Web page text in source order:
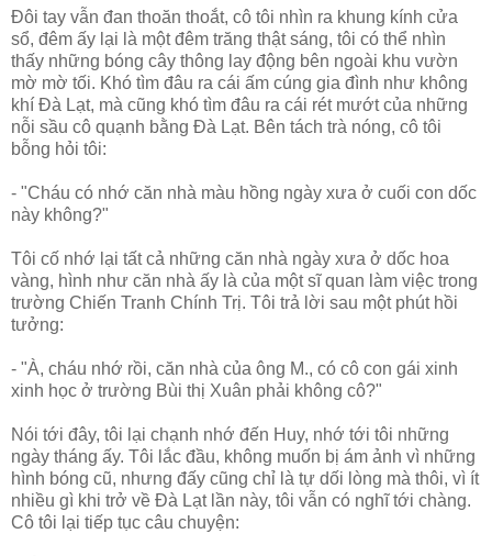
Ðôi tay vẫn đan thoăn thoắt, cô tôi nhìn ra khung kính cửa
sổ, đêm ấy lại là một đêm trăng thật sáng, tôi có thể nhìn
thấy những bóng cây thông lay động bên ngoài khu vườn
mờ mờ tối. Khó tìm đâu ra cái ấm cúng gia đình như không
khí Ðà Lạt, mà cũng khó tìm đâu ra cái rét mướt của những
nỗi sầu cô quạnh bằng Ðà Lạt. Bên tách trà nóng, cô tôi
bỗng hỏi tôi:
- "Cháu có nhớ căn nhà màu hồng ngày xưa ở cuối con dốc
này không?"
Tôi cố nhớ lại tất cả những căn nhà ngày xưa ở dốc hoa
vàng, hình như căn nhà ấy là của một sĩ quan làm việc trong
trường Chiến Tranh Chính Trị. Tôi trả lời sau một phút hồi
tưởng:
- "À, cháu nhớ rồi, căn nhà của ông M., có cô con gái xinh
xinh học ở trường Bùi thị Xuân phải không cô?"
Nói tới đây, tôi lại chạnh nhớ đến Huy, nhớ tới tôi những
ngày tháng ấy. Tôi lắc đầu, không muốn bị ám ảnh vì những
hình bóng cũ, nhưng đấy cũng chỉ là tự dối lòng mà thôi, vì ít
nhiều gì khi trở về Ðà Lạt lần này, tôi vẫn có nghĩ tới chàng.
Cô tôi lại tiếp tục câu chuyện: